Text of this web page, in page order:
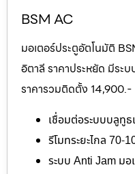
BSM AC
มอเตอร์ประตูอัตโนมัติ
อิตาลี ราคาประหยัด มีร
ราคารวมติดตั้ง 14,900.-
เชื่อมต่อระบบบลูทูธ
รีโมทระยะไกล 70-
ระบบ Anti Jam มอ